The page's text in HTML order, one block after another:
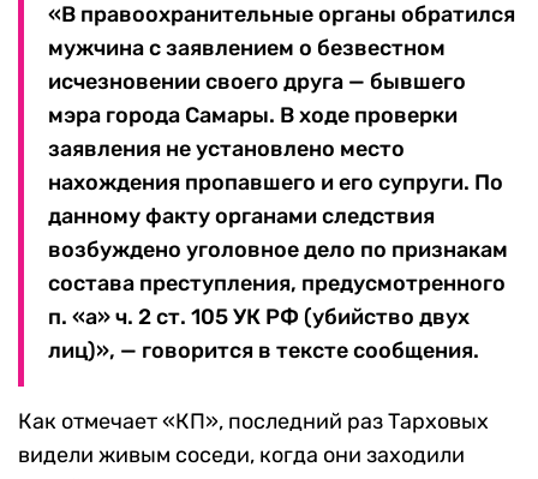
«В правоохранительные органы обратился
мужчина с заявлением о безвестном
исчезновении своего друга — бывшего
мэра города Самары. В ходе проверки
заявления не установлено место
нахождения пропавшего и его супруги. По
данному факту органами следствия
возбуждено уголовное дело по признакам
состава преступления, предусмотренного
п. «а» ч. 2 ст. 105 УК РФ (убийство двух
лиц)», — говорится в тексте сообщения.
Как отмечает «КП», последний раз Тарховых
видели живым соседи, когда они заходили